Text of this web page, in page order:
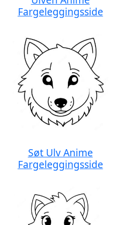
Fargeleggingsside
Søt Ulv Anime
Fargeleggingsside